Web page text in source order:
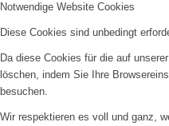
Notwendige Website Cookies
Diese Cookies sind unbedingt
Da diese Cookies für die auf
löschen, indem Sie Ihre
besuchen.
Wir respektieren es voll und ganz,